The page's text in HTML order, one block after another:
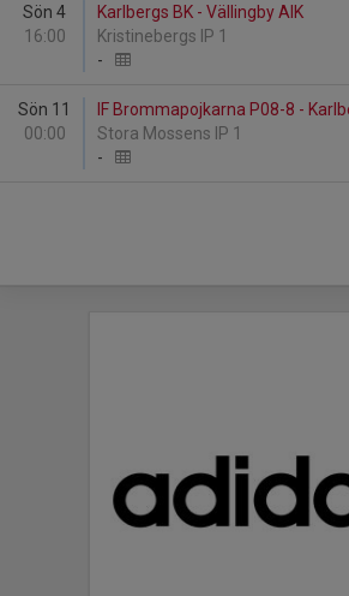
Sön 4
16:00
Karlbergs BK - Vällingby AIK
Kristinebergs IP 1
-
Sön 11
00:00
IF Brommapojkarna P08-8 -
Stora Mossens IP 1
-